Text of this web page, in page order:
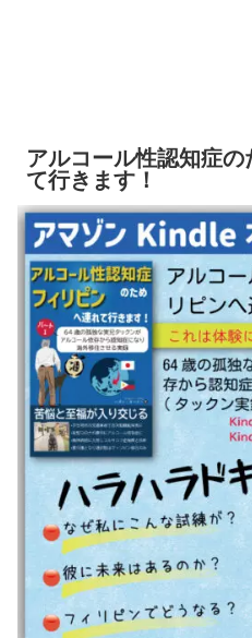
アルコール性認知症
て行きます！